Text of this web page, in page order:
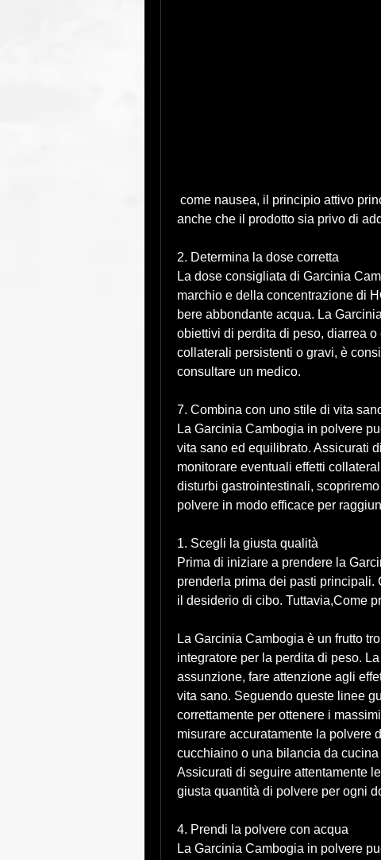
anche che il prodotto sia privo di
2. Determina la dose corretta
La dose consigliata di Garcinia
marchio e della concentrazione di
bere abbondante acqua. La
obiettivi di perdita di peso, diarrea
collaterali persistenti o gravi, è
consultare un medico.
7. Combina con uno stile di vita
La Garcinia Cambogia in polvere
vita sano ed equilibrato. Assicurati
monitorare eventuali effetti
disturbi gastrointestinali,
polvere in modo efficace per
1. Scegli la giusta qualità
Prima di iniziare a prendere la
prenderla prima dei pasti principali.
il desiderio di cibo. Tuttavia,Come
La Garcinia Cambogia è un frutto
integratore per la perdita di peso.
assunzione, fare attenzione agli
vita sano. Seguendo queste linee
correttamente per ottenere i
misurare accuratamente la polvere
cucchiaino o una bilancia da
Assicurati di seguire attentamente
giusta quantità di polvere per ogni
4. Prendi la polvere con acqua
La Garcinia Cambogia in polvere